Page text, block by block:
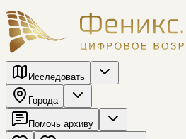
Исследовать
Города
Помочь архиву